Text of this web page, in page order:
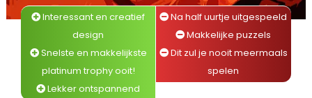
Interessant en creatief
design
Snelste en makkelijkste
platinum trophy ooit!
Lekker ontspannend
Na half uurtje uitgespeeld
Makkelijke puzzels
Dit zul je nooit meermaals
spelen